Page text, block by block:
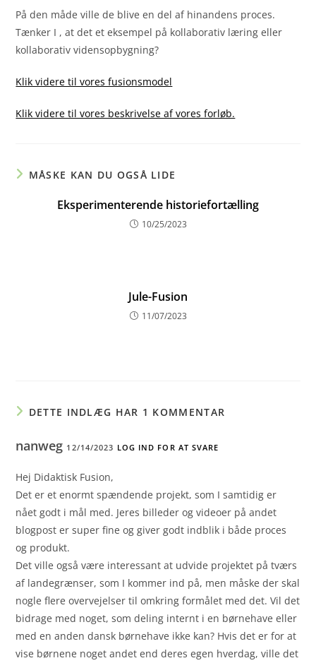
På den måde ville de blive en del af hinandens proces.
Tænker I , at det et eksempel på kollaborativ læring eller
kollaborativ vidensopbygning?
Klik videre til vores fusionsmodel
Klik videre til vores beskrivelse af vores forløb.
MÅSKE KAN DU OGSÅ LIDE
Eksperimenterende historiefortælling
10/25/2023
Jule-Fusion
11/07/2023
DETTE INDLÆG HAR 1 KOMMENTAR
nanweg 12/14/2023 LOG IND FOR AT SVARE
Hej Didaktisk Fusion,
Det er et enormt spændende projekt, som I samtidig er
nået godt i mål med. Jeres billeder og videoer på andet
blogpost er super fine og giver godt indblik i både proces
og produkt.
Det ville også være interessant at udvide projektet på tværs
af landegrænser, som I kommer ind på, men måske der skal
nogle flere overvejelser til omkring formålet med det. Vil det
bidrage med noget, som deling internt i en børnehave eller
med en anden dansk børnehave ikke kan? Hvis det er for at
vise børnene noget andet end deres egen hverdag, ville det